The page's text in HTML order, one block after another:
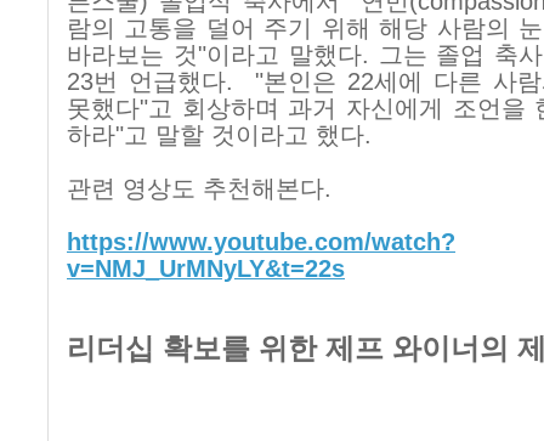
람의 고통을 덜어 주기 위해 해당 사람의
바라보는 것"이라고 말했다. 그는 졸업 축
23번 언급했다. "본인은 22세에 다른 사
못했다"고 회상하며 과거 자신에게 조언을
하라"고 말할 것이라고 했다.
관련 영상도 추천해본다.
https://www.youtube.com/watch?
v=NMJ_UrMNyLY&t=22s
리더십 확보를 위한 제프 와이너의